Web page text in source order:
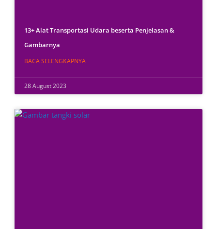
13+ Alat Transportasi Udara beserta Penjelasan &
Gambarnya
BACA SELENGKAPNYA
28 August 2023